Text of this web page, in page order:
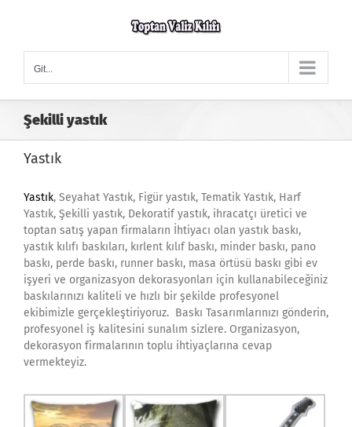
Git...
Şekilli yastık
Yastık
Yastık, Seyahat Yastık, Figür yastık, Tematik Yastık, Harf
Yastık, Şekilli yastık, Dekoratif yastık, ihracatçı üretici ve
toptan satış yapan firmaların İhtiyacı olan yastık baskı,
yastık kılıfı baskıları, kırlent kılıf baskı, minder baskı, pano
baskı, perde baskı, runner baskı, masa örtüsü baskı gibi ev
işyeri ve organizasyon dekorasyonları için kullanabileceğiniz
baskılarınızı kaliteli ve hızlı bir şekilde profesyonel
ekibimizle gerçekleştiriyoruz. Baskı Tasarımlarınızı gönderin,
profesyonel iş kalitesini sunalım sizlere. Organizasyon,
dekorasyon firmalarının toplu ihtiyaçlarına cevap
vermekteyiz.